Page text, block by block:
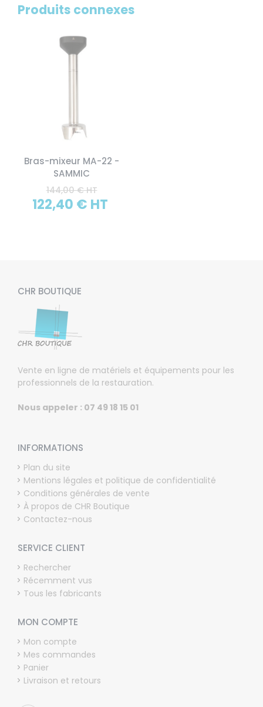
Produits connexes
Bras-mixeur MA-22 -
SAMMIC
144,00 € HT
122,40 € HT
CHR BOUTIQUE
Vente en ligne de matériels et équipements pour les
professionnels de la restauration.
Nous appeler : 07 49 18 15 01
INFORMATIONS
Plan du site
Mentions légales et politique de confidentialité
Conditions générales de vente
À propos de CHR Boutique
Contactez-nous
SERVICE CLIENT
Rechercher
Récemment vus
Tous les fabricants
MON COMPTE
Mon compte
Mes commandes
Panier
Livraison et retours